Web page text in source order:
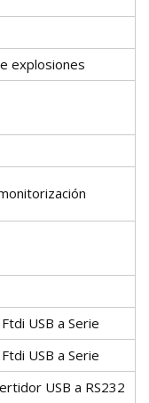
explosiones
USB a Serie
USB a Serie
USB a RS232